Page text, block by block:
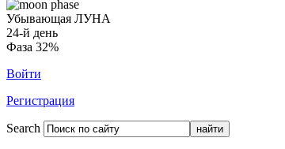
Убывающая ЛУНА
24-й день
Фаза 32%
Войти
Регистрация
Search